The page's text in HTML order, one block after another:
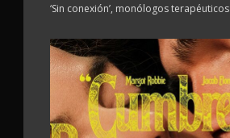
‘Sin conexión’, monólogos terapéuticos